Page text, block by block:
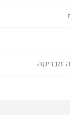
מבריקה